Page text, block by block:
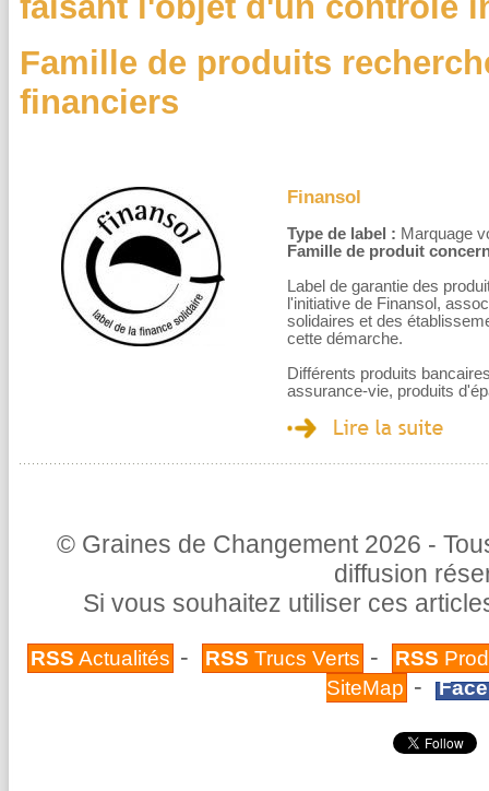
Famille de produits
financiers
Finansol
Type de label : Marquage
Famille de produit
Label de garantie des
l'initiative de Finansol,
solidaires et des
cette démarche.
Différents produits
assurance-vie, produits
© Graines de Changement 2026 -
diffusion
Si vous souhaitez utiliser ces
RSS Actualités - RSS Trucs Verts - RSS
SiteMap -